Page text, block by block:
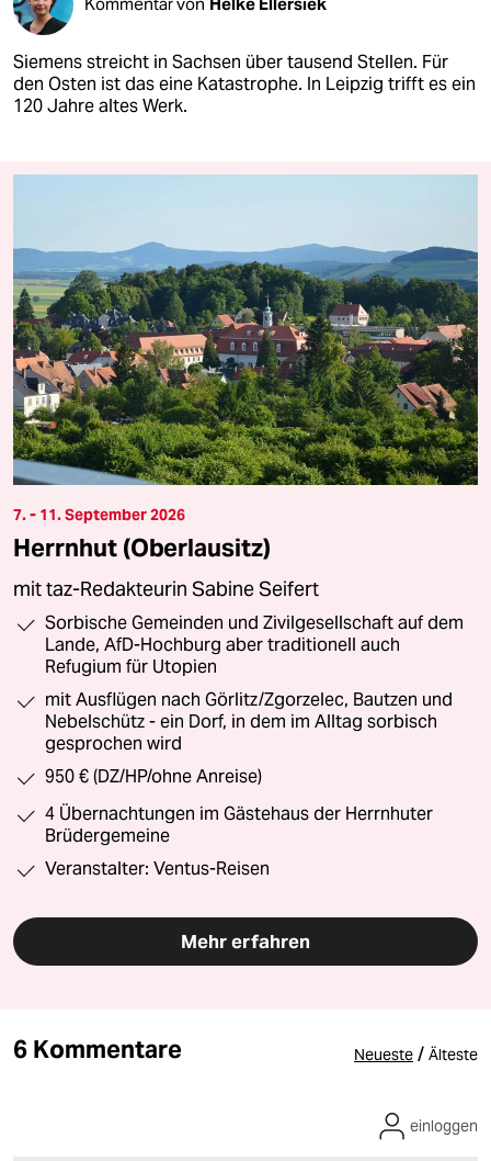
Siemens streicht in Sachsen über tausend Stellen. Für
den Osten ist das eine Katastrophe. In Leipzig trifft es ein
120 Jahre altes Werk.
7. - 11. September 2026
Herrnhut (Oberlausitz)
mit taz-Redakteurin Sabine Seifert
Sorbische Gemeinden und Zivilgesellschaft auf dem
Lande, AfD-Hochburg aber traditionell auch
Refugium für Utopien
mit Ausflügen nach Görlitz/Zgorzelec, Bautzen und
Nebelschütz - ein Dorf, in dem im Alltag sorbisch
gesprochen wird
950 € (DZ/HP/ohne Anreise)
4 Übernachtungen im Gästehaus der Herrnhuter
Brüdergemeine
Veranstalter: Ventus-Reisen
Mehr erfahren
6 Kommentare Neueste / Älteste
einloggen